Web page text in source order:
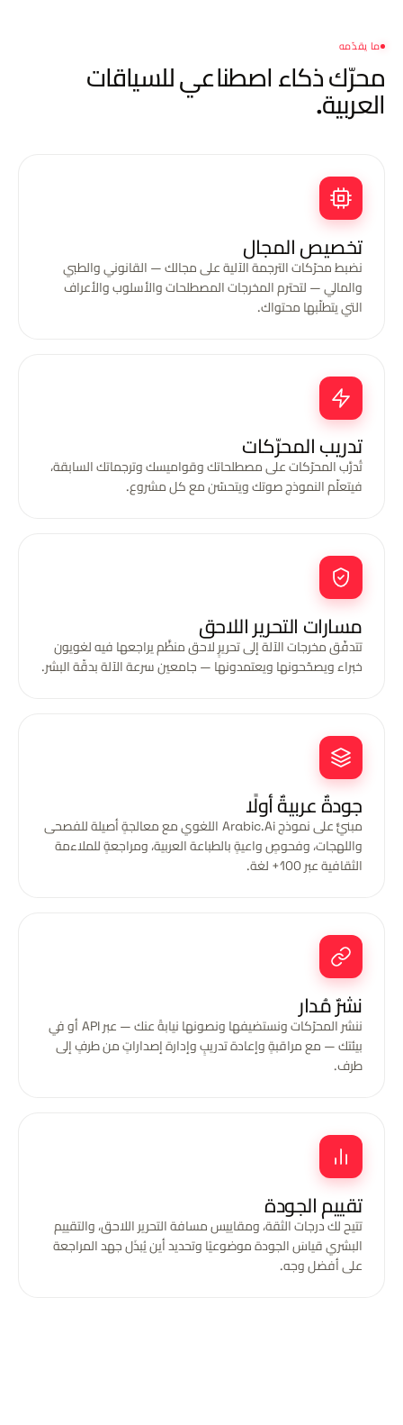
ما يقدّمه
محرّك ذكاء اصطناعيللسياقات
العربية.
تخصيص المجال
نضبط محرّكات الترجمة الآلية على مجالك — القانوني والطبي
والمالي — لتحترم المخرجات المصطلحات والأسلوب والأعراف
التي يتطلّبها محتواك.
تدريب المحرّكات
تُدرَّب المحرّكات على مصطلحاتك وقواميسك وترجماتك السابقة،
فيتعلّم النموذج صوتك ويتحسّن مع كل مشروع.
مسارات التحرير اللاحق
تتدفّق مخرجات الآلة إلى تحريرٍ لاحق منظَّم يراجعها فيه لغويون
خبراء ويصحّحونها ويعتمدونها — جامعين سرعة الآلة بدقّة البشر.
جودةٌ عربيةٌ أولًا
مبنيٌّ على نموذج Arabic.Ai اللغوي مع معالجةٍ أصيلة للفصحى
واللهجات، وفحوصٍ واعيةٍ بالطباعة العربية، ومراجعةٍ للملاءمة
الثقافية عبر 100+ لغة.
نشرٌ مُدار
ننشر المحرّكات ونستضيفها ونصونها نيابةً عنك — عبر API أو في
بيئتك — مع مراقبةٍ وإعادة تدريبٍ وإدارة إصداراتٍ من طرفٍ إلى
طرف.
تقييم الجودة
تتيح لك درجات الثقة، ومقاييس مسافة التحرير اللاحق، والتقييم
البشري قياسَ الجودة موضوعيًا وتحديد أين يُبذَل جهد المراجعة
على أفضل وجه.